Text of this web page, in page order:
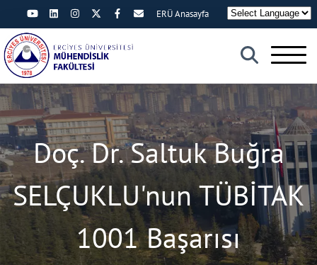
×
ERÜ Anasayfa
Doç. Dr. Saltuk Buğra
SELÇUKLU'nun TÜBİTAK
1001 Başarısı